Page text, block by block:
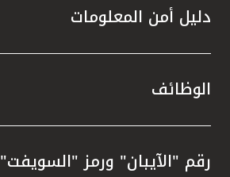
دليل أمن المعلومات
الوظائف
رقم "الآيبان" ورمز "السويفت"